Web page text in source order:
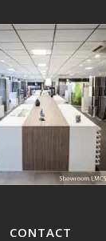
CONTACT